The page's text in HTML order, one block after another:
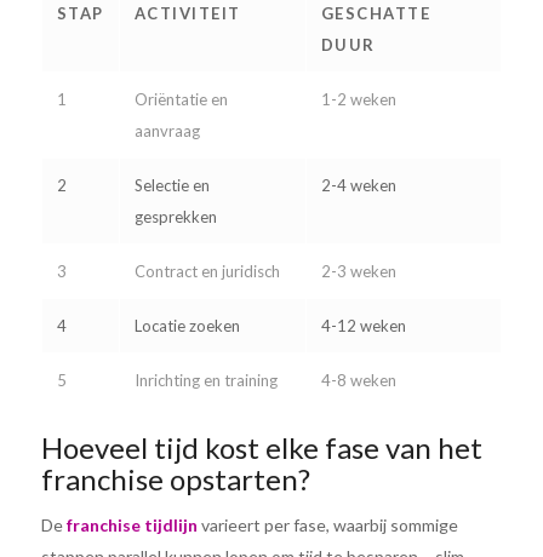
STAP ACTIVITEIT
GESCHATTE
DUUR
1
Oriëntatie en
aanvraag
1-2 weken
2
Selectie en
gesprekken
2-4 weken
3 Contract en juridisch 2-3 weken
4 Locatie zoeken 4-12 weken
5 Inrichting en training 4-8 weken
Hoeveel tijd kost elke fase van het
franchise opstarten?
Defranchise tijdlijn varieert per fase, waarbij sommige